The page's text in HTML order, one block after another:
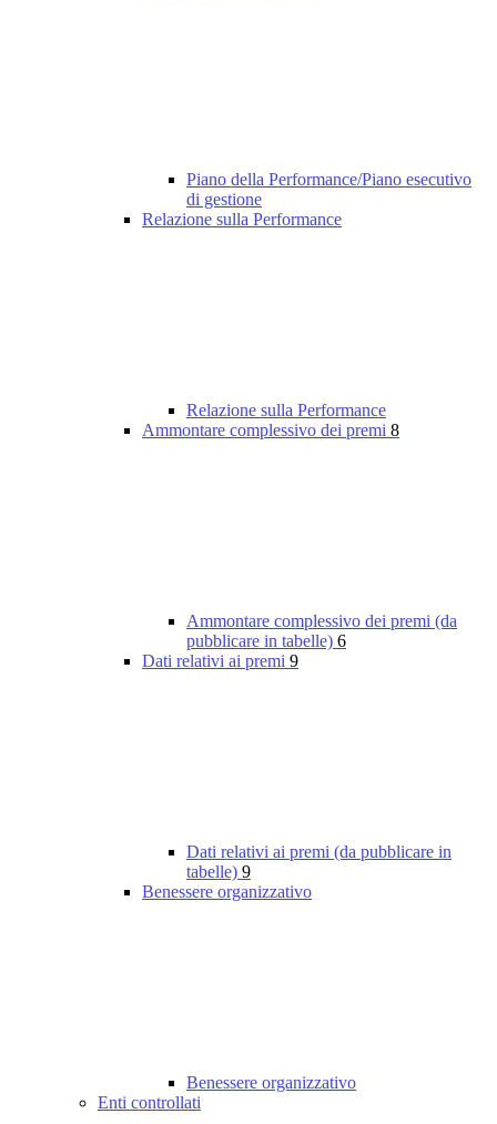
Piano della Performance/Piano esecutivo
di gestione
Relazione sulla Performance
Relazione sulla Performance
Ammontare complessivo dei premi 8
Ammontare complessivo dei premi (da
pubblicare in tabelle) 6
Dati relativi ai premi 9
Dati relativi ai premi (da pubblicare in
tabelle) 9
Benessere organizzativo
Benessere organizzativo
Enti controllati